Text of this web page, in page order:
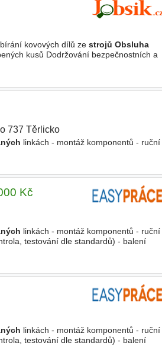
kovových dílů ze strojů Obsluha
kusů Dodržování bezpečnostních a
737 Těrlicko|
linkách - montáž komponentů - ruční
Kč
linkách - montáž komponentů - ruční
testování dle standardů) - balení
linkách - montáž komponentů - ruční
testování dle standardů) - balení